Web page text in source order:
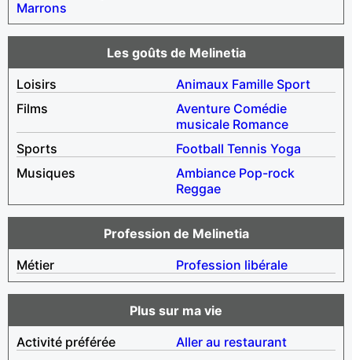
Marrons
Les goûts de Melinetia
Loisirs
Animaux Famille Sport
Films
Aventure Comédie
musicale Romance
Sports
Football Tennis Yoga
Musiques
Ambiance Pop-rock
Reggae
Profession de Melinetia
Métier
Profession libérale
Plus sur ma vie
Activité préférée
Aller au restaurant